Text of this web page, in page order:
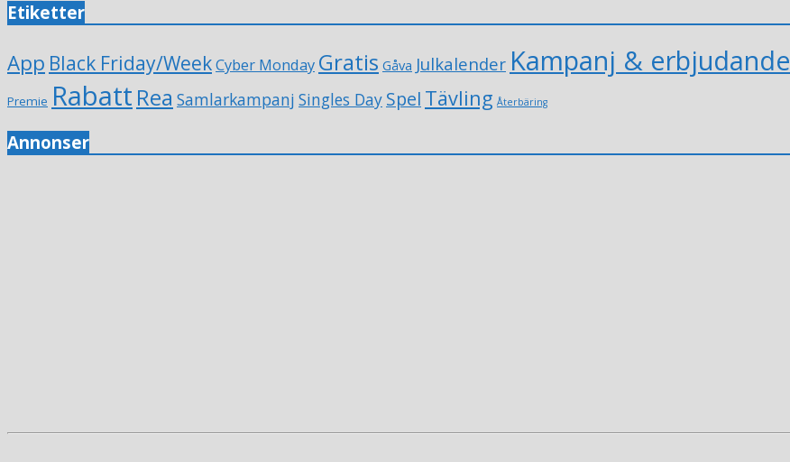
Etiketter
App Black Friday/WeekCyber Monday Gratis Gåva Julkalender Kampanj & erbjudande
Premie Rabatt Rea Samlarkampanj Singles Day Spel Tävling Återbäring
Annonser